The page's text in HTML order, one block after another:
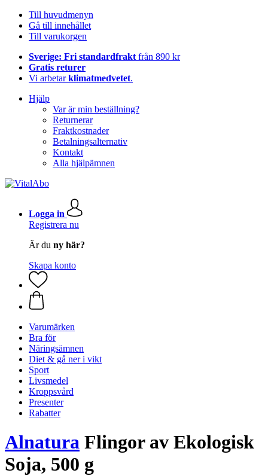
Till huvudmenyn
Gå till innehållet
Till varukorgen
Sverige: Fri standardfrakt från 890 kr
Gratis returer
Vi arbetarklimatmedvetet.
Hjälp
Var är min beställning?
Returnerar
Fraktkostnader
Betalningsalternativ
Kontakt
Alla hjälpämnen
Logga in
Registrera nu
Är du ny här?
Skapa konto
Varumärken
Bra för
Näringsämnen
Diet & gå ner i vikt
Sport
Livsmedel
Kroppsvård
Presenter
Rabatter
Alnatura Flingor av Ekologisk
Soja, 500 g